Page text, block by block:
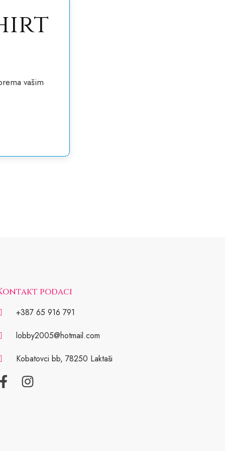
vašim
podaci
+387 65 916 791
lobby2005@hotmail.com
Kobatovci bb, 78250 Laktaši